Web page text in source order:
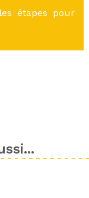
étapes pour